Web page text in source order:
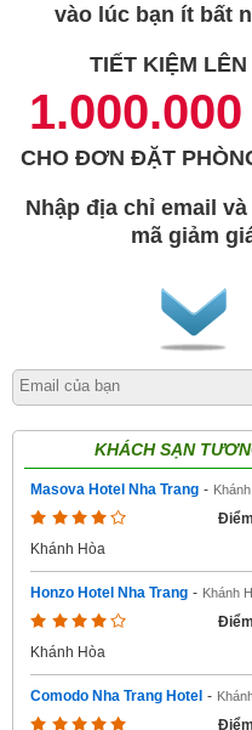
vào lúc bạn ít bất
TIẾT KIỆM
CHO ĐƠN ĐẶT
Nhập địa chỉ email
mã giảm
KHÁCH SẠN
Masova Hotel Nha Trang -
Khánh Hòa
Honzo Hotel Nha Trang - Khánh
Khánh Hòa
Comodo Nha Trang Hotel -